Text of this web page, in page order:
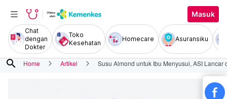
Masuk
Chat
dengan
Dokter
Toko
Kesehatan
Homecare Asuransiku
search Home Artikel Susu Almond untuk Ibu Menyusui, ASI Lancar